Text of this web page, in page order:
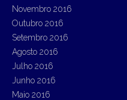
Novembro 2016
Outubro 2016
Setembro 2016
Agosto 2016
Julho 2016
Junho 2016
Maio 2016